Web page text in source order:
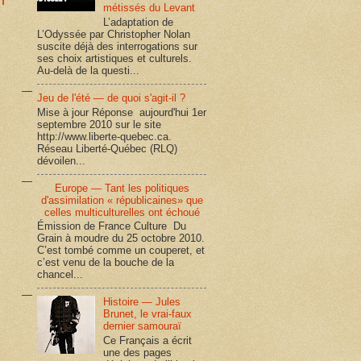
métissés du Levant
L’adaptation de
L’Odyssée par Christopher Nolan
suscite déjà des interrogations sur
ses choix artistiques et culturels.
Au-delà de la questi...
Jeu de l'été — de quoi s'agit-il ?
Mise à jour Réponse aujourd'hui 1er
septembre 2010 sur le site
http://www.liberte-quebec.ca.
Réseau Liberté-Québec (RLQ)
dévoilen...
Europe — Tant les politiques
d'assimilation « républicaines» que
celles multiculturelles ont échoué
Émission de France Culture Du
Grain à moudre du 25 octobre 2010.
C’est tombé comme un couperet, et
c’est venu de la bouche de la
chancel...
Histoire — Jules
Brunet, le vrai-faux
dernier samouraï
Ce Français a écrit
une des pages